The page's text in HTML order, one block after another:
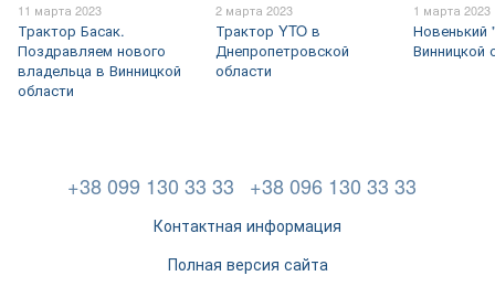
11 марта 2023
Трактор Басак.
Поздравляем нового
владельца в Винницкой
области
2 марта 2023
Трактор YTO в
Днепропетровской
области
1 марта 2023
Новенький
Винницкой
+38 099 130 33 33 +38 096 130 33 33
Контактная информация
Полная версия сайта